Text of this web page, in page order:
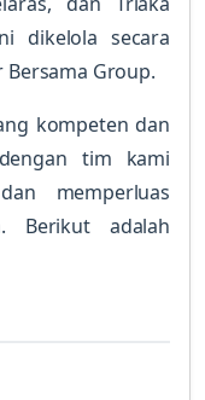
dikelola secara
Group.
kompeten dan
tim kami
memperluas
Berikut adalah